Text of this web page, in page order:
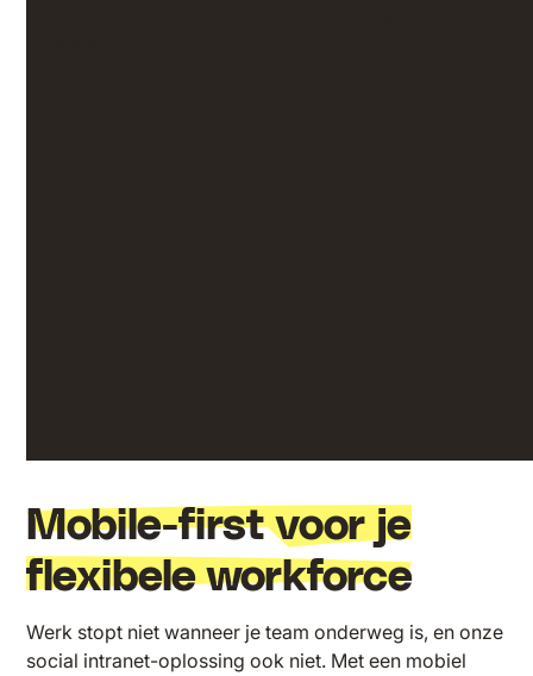
Mobile-first voor je
flexibele workforce
Werk stopt niet wanneer je team onderweg is, en onze
social intranet-oplossing ook niet. Met een mobiel